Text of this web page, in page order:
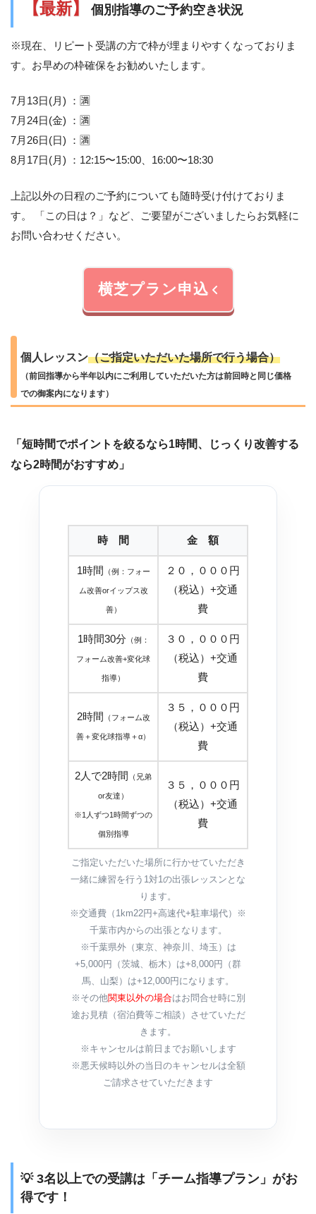
【最新】 個別指導のご予約空き状況
※現在、リピート受講の方で枠が埋まりやすくなっておりま
す。お早めの枠確保をお勧めいたします。
7月13日(月) ：🈵
7月24日(金) ：🈵
7月26日(日) ：🈵
8月17日(月) ：12:15〜15:00、16:00〜18:30
上記以外の日程のご予約についても随時受け付けておりま
す。 「この日は？」など、ご要望がございましたらお気軽に
お問い合わせください。
横芝プラン申込
個人レッスン（ご指定いただいた場所で行う場合）
（前回指導から半年以内にご利用していただいた方は前回時と同じ価格
での御案内になります）
「短時間でポイントを絞るなら1時間、じっくり改善する
なら2時間がおすすめ」
時 間 金 額
1時間 （例：フォー
ム改善orイップス改
善）
２０，０００円
（税込）+交通
費
1時間30分 （例：
フォーム改善+変化球
指導）
３０，０００円
（税込）+交通
費
2時間 （フォーム改
善＋変化球指導＋α）
３５，０００円
（税込）+交通
費
2人で2時間 （兄弟
or友達）
※1人ずつ1時間ずつの
個別指導
３５，０００円
（税込）+交通
費
ご指定いただいた場所に行かせていただき
一緒に練習を行う1対1の出張レッスンとな
ります。
※交通費（1km22円+高速代+駐車場代）※
千葉市内からの出張となります。
※千葉県外（東京、神奈川、埼玉）は
+5,000円（茨城、栃木）は+8,000円（群
馬、山梨）は+12,000円になります。
※その他関東以外の場合はお問合せ時に別
途お見積（宿泊費等ご相談）させていただ
きます。
※キャンセルは前日までお願いします
※悪天候時以外の当日のキャンセルは全額
ご請求させていただきます
💡 3名以上での受講は「チーム指導プラン」がお
得です！